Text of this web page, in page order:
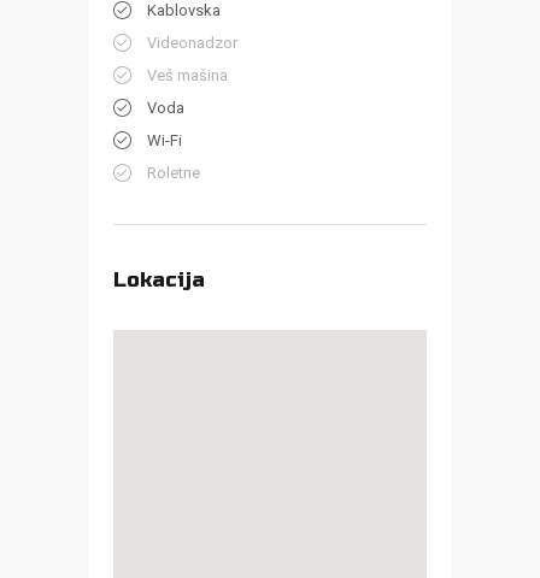
Kablovska
Videonadzor
Veš mašina
Voda
Wi-Fi
Roletne
Lokacija